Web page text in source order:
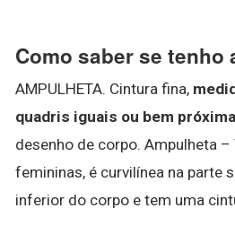
Como saber se tenho
AMPULHETA. Cintura fina,
quadris iguais ou bem
desenho de corpo. Ampulheta
femininas, é curvilínea na parte
inferior do corpo e tem uma